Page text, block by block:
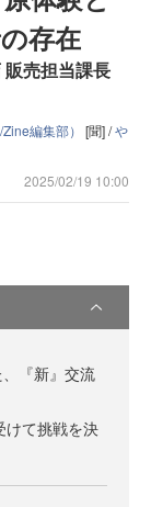
存在
売担当課長
編集部） [聞] /や
2025/02/19 10:00
『新』交流
けて挑戦を決